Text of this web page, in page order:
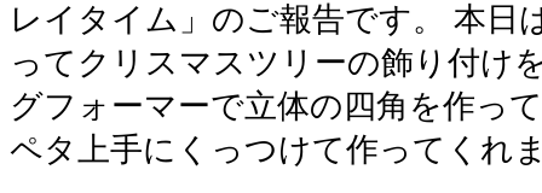
レイタイム」のご報告です。 本日
ってクリスマスツリーの飾り付け
グフォーマーで立体の四角を作っ
ペタ上手にくっつけて作ってくれ